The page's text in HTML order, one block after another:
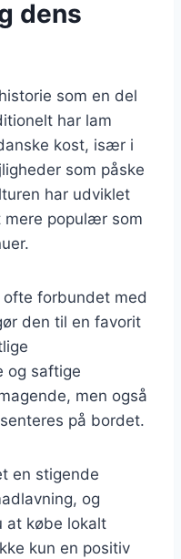
dens
som en del
har lam
kost, især i
som påske
har udviklet
mere populær som
ofte forbundet med
den til en favorit
og saftige
men også
på bordet.
en stigende
og
at købe lokalt
kun en positiv